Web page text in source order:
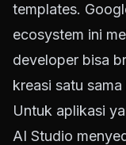
templates.
ecosystem ini
developer bisa
kreasi satu sama
Untuk aplikasi
AI Studio